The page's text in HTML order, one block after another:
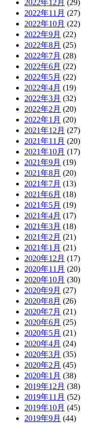
2022年12月 (29)
2022年11月 (27)
2022年10月 (22)
2022年9月 (22)
2022年8月 (25)
2022年7月 (28)
2022年6月 (22)
2022年5月 (22)
2022年4月 (19)
2022年3月 (32)
2022年2月 (20)
2022年1月 (20)
2021年12月 (27)
2021年11月 (20)
2021年10月 (17)
2021年9月 (19)
2021年8月 (20)
2021年7月 (13)
2021年6月 (18)
2021年5月 (19)
2021年4月 (17)
2021年3月 (18)
2021年2月 (21)
2021年1月 (21)
2020年12月 (17)
2020年11月 (20)
2020年10月 (30)
2020年9月 (27)
2020年8月 (26)
2020年7月 (21)
2020年6月 (25)
2020年5月 (21)
2020年4月 (24)
2020年3月 (35)
2020年2月 (45)
2020年1月 (38)
2019年12月 (38)
2019年11月 (52)
2019年10月 (45)
2019年9月 (44)